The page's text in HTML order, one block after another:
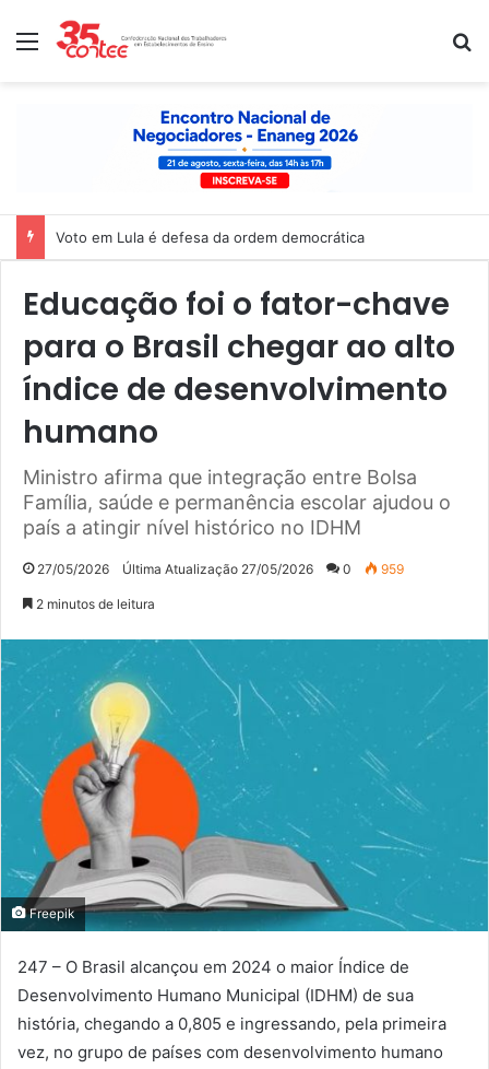
Menu
Voto em Lula é defesa da ordem democrática
Educação foi o fator-chave
para o Brasil chegar ao alto
índice de desenvolvimento
humano
Ministro afirma que integração entre Bolsa
Família, saúde e permanência escolar ajudou o
país a atingir nível histórico no IDHM
27/05/2026 Última Atualização 27/05/2026 0 959
2 minutos de leitura
Freepik
247 – O Brasil alcançou em 2024 o maior Índice de
Desenvolvimento Humano Municipal (IDHM) de sua
história, chegando a 0,805 e ingressando, pela primeira
vez, no grupo de países com desenvolvimento humano